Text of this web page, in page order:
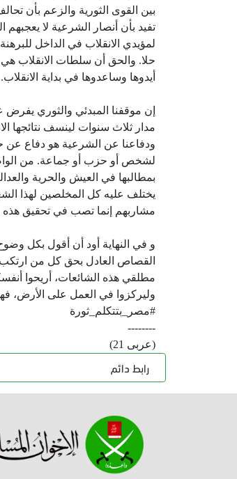
بين القوى الثورية والزعم بأن
تفيد بأن أنصار الشرعية لا
لمؤيدي الانقلاب في الداخل
حلا. والحق أن سلطات الانقلاب
أيدوها وساعدوها في بداية
إن موقفنا المبدئي والثوري
مدار ثلاث سنوات لينسف نتائجها
ودفاعنا عن الشرعية هو دفاع عن
لشخص أو حزب أو جماعة. من
بمطالبها في العيش والحرية
يختلف عليه كل المخلصين لهذا
مشاربهم إنما تصب في تحقيق هذه
و في النهاية أود أن أقول بكل
القصاص العادل بحق كل من
مطلقي هذه الشائعات، أريحوا
وليركزوا في العمل على الأرض،
#مصر_بتتكلم_ثورة
--------
(عربى 21)
رابط دائم